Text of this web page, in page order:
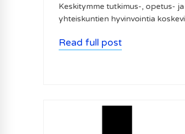
Keskitymme tutkimus-, opetus-
yhteiskuntien hyvinvointia
Read full post